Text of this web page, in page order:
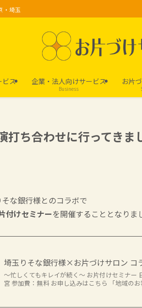
・埼玉
ビス 企業・法人向けサービス
Business
お片
ち合わせに行ってきま
な銀行様とのコラボで
付けセミナーを開催することとなりま
埼玉りそな銀行様×お片づけサロン コ
〜忙しくてもキレイが続く〜 お片付けセミナー
宮 参加費：無料 お申し込みはこちら 「地域の